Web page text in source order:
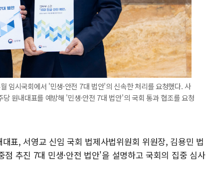
임시국회에서 '민생·안전 7대 법안'의 신속한 처리를 요청했다. 사
원내대표를 예방해 '민생·안전 7대 법안'의 국회 통과 협조를 요청
표, 서영교 신임 국회 법제사법위원회 위원장, 김용민 법
추진 7대 민생·안전 법안'을 설명하고 국회의 집중 심사